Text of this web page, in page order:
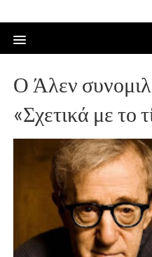
Ο Άλεν
«Σχετικά με το